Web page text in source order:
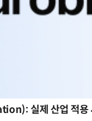
실제 산업 적용